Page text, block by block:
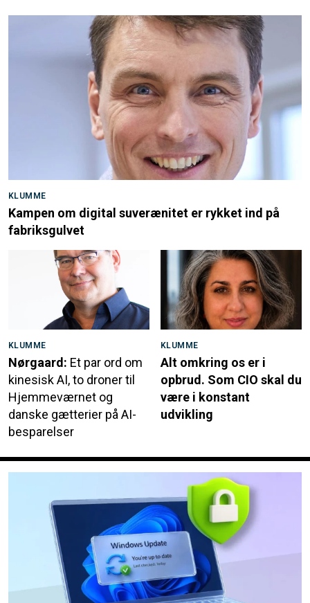
KLUMME
Kampen om digital suverænitet er rykket ind på
fabriksgulvet
KLUMME
Nørgaard: Et par ord om
kinesisk AI, to droner til
Hjemmeværnet og
danske gætterier på AI-
besparelser
KLUMME
Alt omkring os er i
opbrud. Som CIO skal du
være i konstant
udvikling